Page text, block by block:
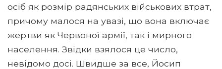
осіб як розмір радянських військових втрат,
причому малося на увазі, що вона включає
жертви як Червоної армії, так і мирного
населення. Звідки взялося це число,
невідомо досі. Швидше за все, Йосип